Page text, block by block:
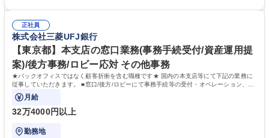
正社員
株式会社三菱UFJ銀行
【東京都】本支店の窓口業務(事務手続受付/資産運用提
案)/後方事務/ロビー応対 その他事務
★バックオフィスではなく顧客折衝を含む職種です★ 国内の本支店等にて下記の業務に
従事していただきます。 ■窓口/後方/ロビーにて事務手続等の受付・オペレーション、お
客様対応
月給
32万4000円以上
勤務地